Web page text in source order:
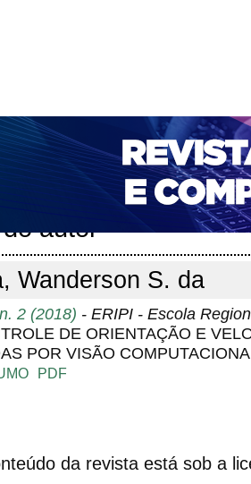
ACESSO CADASTRO
PORTAL DE REVISTAS DA UNIFACS
NOVA SUBMISSÃO
autor
Wanderson S. da
2 (2018) - ERIPI - Escola
DE ORIENTAÇÃO E
POR VISÃO
PDF
da revista está sob a